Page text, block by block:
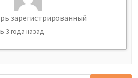
зарегистрированный
3 года назад